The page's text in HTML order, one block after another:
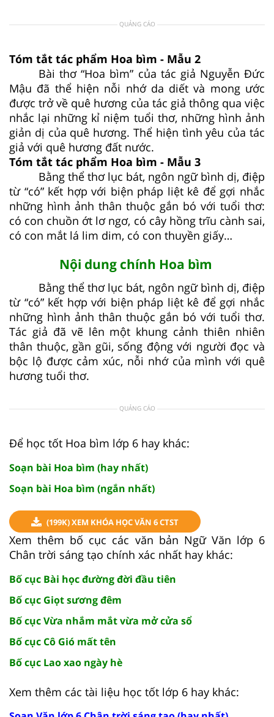
QUẢNG CÁO
Tóm tắt tác phẩm Hoa bìm - Mẫu 2
Bài thơ “Hoa bìm” của tác giả Nguyễn Đức
Mậu đã thể hiện nỗi nhớ da diết và mong ước
được trở về quê hương của tác giả thông qua việc
nhắc lại những kỉ niệm tuổi thơ, những hình ảnh
giản dị của quê hương. Thể hiện tình yêu của tác
giả với quê hương đất nước.
Tóm tắt tác phẩm Hoa bìm - Mẫu 3
Bằng thể thơ lục bát, ngôn ngữ bình dị, điệp
từ “có” kết hợp với biện pháp liệt kê để gợi nhắc
những hình ảnh thân thuộc gắn bó với tuổi thơ:
có con chuồn ớt lơ ngơ, có cây hồng trĩu cành sai,
có con mắt lá lim dim, có con thuyền giấy…
Nội dung chính Hoa bìm
Bằng thể thơ lục bát, ngôn ngữ bình dị, điệp
từ “có” kết hợp với biện pháp liệt kê để gợi nhắc
những hình ảnh thân thuộc gắn bó với tuổi thơ.
Tác giả đã vẽ lên một khung cảnh thiên nhiên
thân thuộc, gần gũi, sống động với người đọc và
bộc lộ được cảm xúc, nỗi nhớ của mình với quê
hương tuổi thơ.
QUẢNG CÁO
Để học tốt Hoa bìm lớp 6 hay khác:
Soạn bài Hoa bìm (hay nhất)
Soạn bài Hoa bìm (ngắn nhất)
(199K) XEM KHÓA HỌC VĂN 6 CTST
Xem thêm bố cục các văn bản Ngữ Văn lớp 6
Chân trời sáng tạo chính xác nhất hay khác:
Bố cục Bài học đường đời đầu tiên
Bố cục Giọt sương đêm
Bố cục Vừa nhắm mắt vừa mở cửa sổ
Bố cục Cô Gió mất tên
Bố cục Lao xao ngày hè
Xem thêm các tài liệu học tốt lớp 6 hay khác: